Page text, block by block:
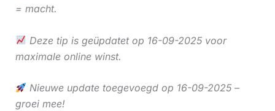
= macht.
Deze tip is geüpdatet op 16-09-2025 voor
maximale online winst.
Nieuwe update toegevoegd op 16-09-2025 –
groei mee!